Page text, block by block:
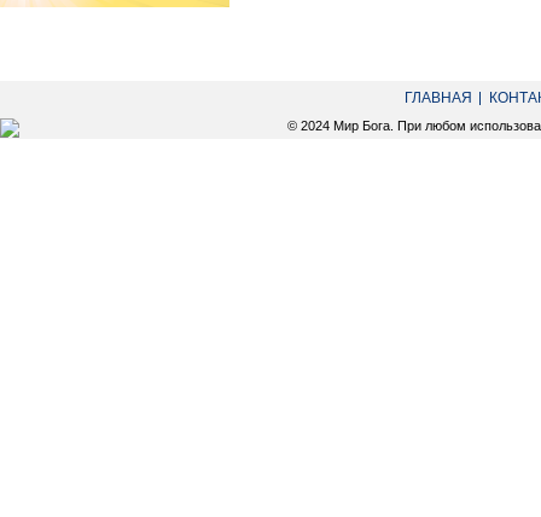
ГЛАВНАЯ
© 2024 Мир Бога. При любом